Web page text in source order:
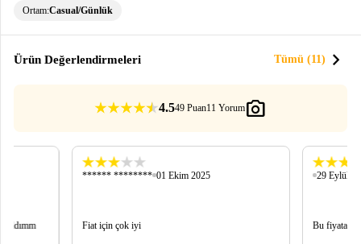
Ortam:Casual/Günlük
Ürün Değerlendirmeleri Tümü (11) chevron_right
4.549 Puan11 Yorumphoto_camera
****** ******** 01 Ekim 2025
Fiat için çok iyi
29 Eylül
Bu fiyata